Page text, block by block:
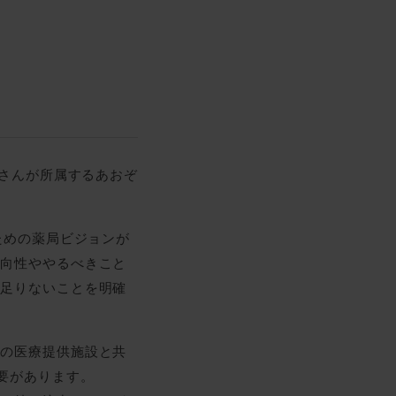
んが所属するあおぞ
の薬局ビジョンが
性ややるべきこと
りないことを明確
医療提供施設と共
あります。